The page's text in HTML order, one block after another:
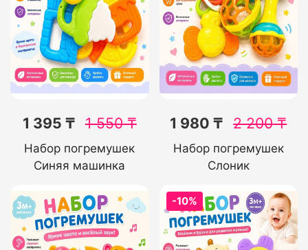
1 395 ₸ 1 550₸
Набор погремушек
Синяя машинка
1 980 ₸ 2 200₸
Набор погремушек
Слоник
-10%